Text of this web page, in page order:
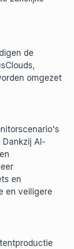
de
omgezet
AI-
en
en veiligere